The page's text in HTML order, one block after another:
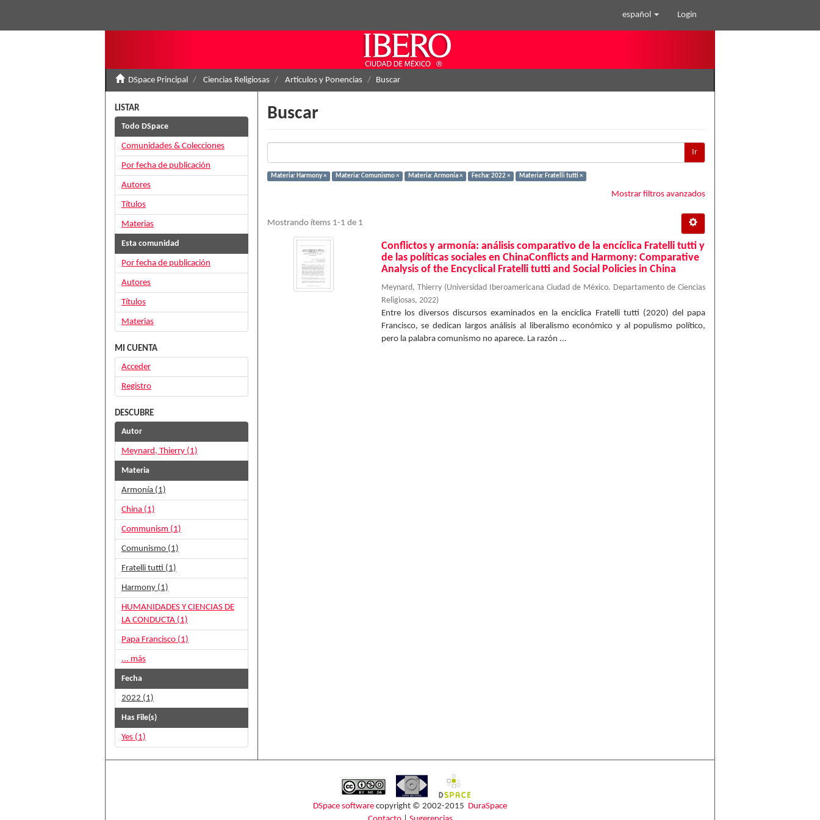
español Login
DSpace Principal Ciencias Religiosas Artículos y Ponencias Buscar
Buscar
Ir
Materia: Harmony × Materia: Comunismo × Materia: Armonía × Fecha: 2022 × Materia: Fratelli tutti ×
Mostrar filtros avanzados
Mostrando ítems 1-1 de 1
Conflictos y armonía: análisis comparativo de la encíclica Fratelli tutti y
de las políticas sociales en ChinaConflicts and Harmony: Comparative
Analysis of the Encyclical Fratelli tutti and Social Policies in China
Meynard, Thierry (Universidad Iberoamericana Ciudad de México. Departamento de Ciencias
Religiosas, 2022)
Entre los diversos discursos examinados en la encíclica Fratelli tutti (2020) del papa
Francisco, se dedican largos análisis al liberalismo económico y al populismo político,
pero la palabra comunismo no aparece. La razón ...
LISTAR
Todo DSpace
Comunidades & Colecciones
Por fecha de publicación
Autores
Títulos
Materias
Esta comunidad
Por fecha de publicación
Autores
Títulos
Materias
MI CUENTA
Acceder
Registro
DESCUBRE
Autor
Meynard, Thierry (1)
Materia
Armonía (1)
China (1)
Communism (1)
Comunismo (1)
Fratelli tutti (1)
Harmony (1)
HUMANIDADES Y CIENCIAS DE
LA CONDUCTA (1)
Papa Francisco (1)
... más
Fecha
2022 (1)
Has File(s)
Yes (1)
DSpace software copyright © 2002-2015 DuraSpace